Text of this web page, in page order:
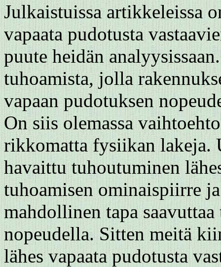
Julkaistuissa artikkeleissa
vapaata pudotusta
puute heidän
tuhoamista, jolla
vapaan pudotuksen
On siis olemassa
rikkomatta fysiikan lakeja.
havaittu tuhoutuminen
tuhoamisen ominaispiirre
mahdollinen tapa
nopeudella. Sitten meitä
lähes vapaata pudotusta